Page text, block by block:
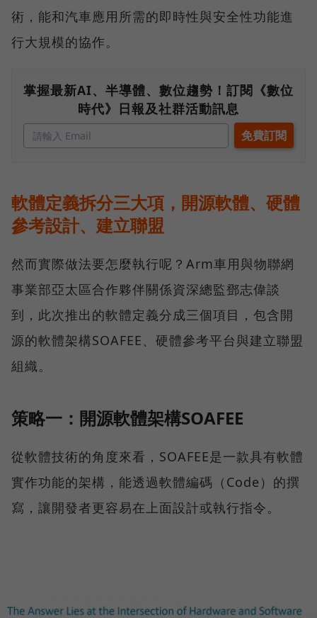
術，能和汽車應用所需的即時性與安全性功能進
行大規模的協作。
掌握最新AI、半導體、數位趨勢！訂閱《數位
時代》日報及社群活動訊息
軟體定義拆分三大項，開源軟體、硬體
參考設計、建立聯盟
然而實際做法要怎麼執行呢？Arm車用與物聯網
事業部亞太區合作夥伴關係資深總監鄧志偉談
到，此次推出的軟體定義分成三個項目，包含開
源的軟體架構SOAFEE、硬體參考平台與建立聯盟
組織。
策略一：開源軟體架構SOAFEE
從軟體技術的角度來看，SOAFEE是一款具有軟體
實作功能的架構，能透過軟體編碼（Code）的撰
寫，讓開發者更容易在上面設計或執行指令。